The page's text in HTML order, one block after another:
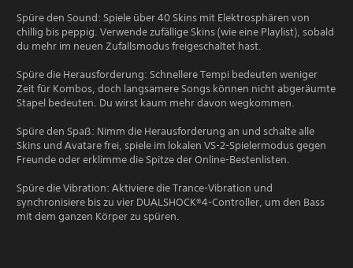
Spüre den Sound: Spiele über 40 Skins mit Elektrosphären von
chillig bis peppig. Verwende zufällige Skins (wie eine Playlist), sobald
du mehr im neuen Zufallsmodus freigeschaltet hast.
Spüre die Herausforderung: Schnellere Tempi bedeuten weniger
Zeit für Kombos, doch langsamere Songs können nicht abgeräumte
Stapel bedeuten. Du wirst kaum mehr davon wegkommen.
Spüre den Spaß: Nimm die Herausforderung an und schalte alle
Skins und Avatare frei, spiele im lokalen VS-2-Spielermodus gegen
Freunde oder erklimme die Spitze der Online-Bestenlisten.
Spüre die Vibration: Aktiviere die Trance-Vibration und
synchronisiere bis zu vier DUALSHOCK®4-Controller, um den Bass
mit dem ganzen Körper zu spüren.